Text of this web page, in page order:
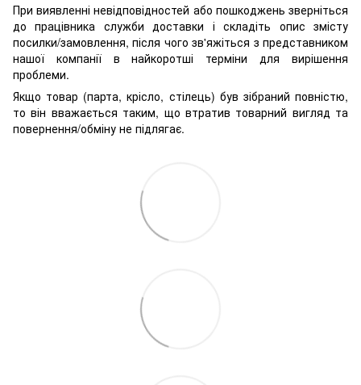
При виявленні невідповідностей або пошкоджень зверніться
до працівника служби доставки і складіть опис змісту
посилки/замовлення, після чого зв'яжіться з представником
нашої компанії в найкоротші терміни для вирішення
проблеми.
Якщо товар (парта, крісло, стілець) був зібраний повністю,
то він вважається таким, що втратив товарний вигляд та
повернення/обміну не підлягає.